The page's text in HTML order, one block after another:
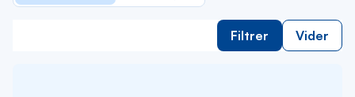
Filtrer Vider